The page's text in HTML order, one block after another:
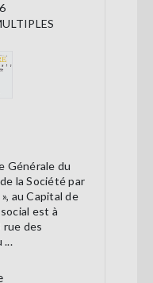
Générale du
la Société par
au Capital de
est à
rue des
...